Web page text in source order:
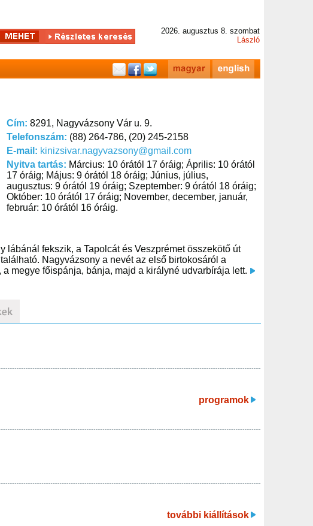
2026. augusztus 8. szombat
László
Cím: 8291, Nagyvázsony Vár u. 9.
Telefonszám: (88) 264-786, (20) 245-2158
E-mail: kinizsivar.nagyvazsony@gmail.com
Nyitva tartás: Március: 10 órától 17 óráig; Április: 10 órától
17 óráig; Május: 9 órától 18 óráig; Június, július,
augusztus: 9 órától 19 óráig; Szeptember: 9 órától 18 óráig;
Október: 10 órától 17 óráig; November, december, január,
február: 10 órától 16 óráig.
fekszik, a Tapolcát és Veszprémet összekötő út
Nagyvázsony a nevét az első birtokosáról a
megye főispánja, bánja, majd a királyné udvarbírája lett.
programok
további kiállítások